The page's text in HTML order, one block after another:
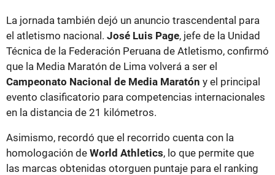
La jornada también dejó un anuncio trascendental para
el atletismo nacional. José Luis Page, jefe de la Unidad
Técnica de la Federación Peruana de Atletismo, confirmó
que la Media Maratón de Lima volverá a ser el
Campeonato Nacional de Media Maratón y el principal
evento clasificatorio para competencias internacionales
en la distancia de 21 kilómetros.
Asimismo, recordó que el recorrido cuenta con la
homologación de World Athletics, lo que permite que
las marcas obtenidas otorguen puntaje para el ranking